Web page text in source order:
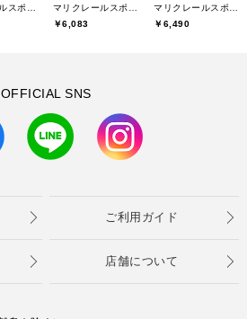
￥6,083
￥6,490
OFFICIAL SNS
ご利用ガイド
店舗について